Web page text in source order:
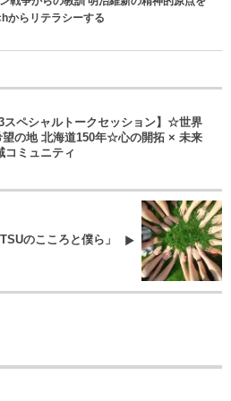
からリテラシーする
スペシャルトークセッション】☆世界
望の地 北海道150年☆心の開拓 × 未来
コミュニティ
のこころと僕ら」